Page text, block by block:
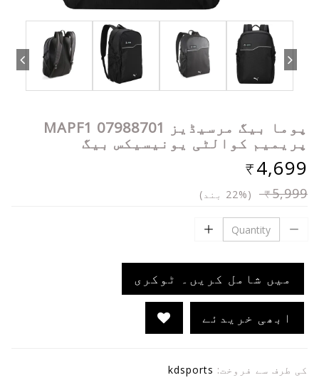
پوما بیگ مرسیڈیز MAPF1 07988701
پریمیم کوالٹی یونیسیکس بیگ
₹4,699
₹5,999 (22% بند)
میں شامل کریں۔ ٹوکری
ابھی خریدئے
کی طرف سے فروخت: kdsports